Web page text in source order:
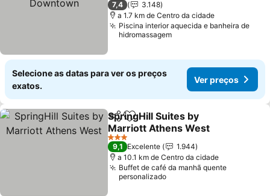
7,4
3.148
a 1.7 km de Centro da cidade
Piscina interior aquecida e banheira de
hidromassagem
Selecione as datas para ver os preços
exatos.
Ver preços
PartilharAdicionar aos favoritos
SpringHill Suites by
Marriott Athens West
3 Estrelas
9,1 Excelente
1.944
a 10.1 km de Centro da cidade
Buffet de café da manhã quente
personalizado